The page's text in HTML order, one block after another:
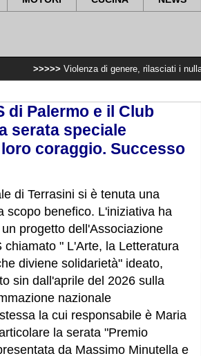
Violenza di genere, rilasciati i nulla osta per
di Palermo e il Club
serata speciale
coraggio. Successo
di Terrasini si è tenuta una
scopo benefico. L'iniziativa ha
progetto dell'Associazione
chiamato " L'Arte, la Letteratura
diviene solidarietà" ideato,
sin dall'aprile del 2026 sulla
nazionale
la cui responsabile è Maria
la serata "Premio
da Massimo Minutella e